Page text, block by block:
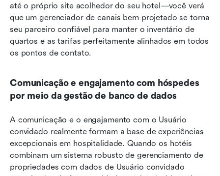
até o próprio site acolhedor do seu hotel—você verá
que um gerenciador de canais bem projetado se torna
seu parceiro confiável para manter o inventário de
quartos e as tarifas perfeitamente alinhados em todos
os pontos de contato.
Comunicação e engajamento com hóspedes
por meio da gestão de banco de dados
A comunicação e o engajamento com o Usuário
convidado realmente formam a base de experiências
excepcionais em hospitalidade. Quando os hotéis
combinam um sistema robusto de gerenciamento de
propriedades com dados de Usuário convidado